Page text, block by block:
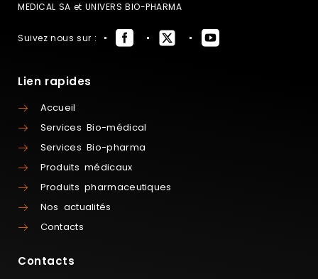
MEDICAL SA et UNIVERS BIO-PHARMA
Suivez nous sur :
Lien rapides
Accueil
Services Bio-médical
Services Bio-pharma
Produits médicaux
Produits pharmaceutiques
Nos actualités
Contacts
Contacts